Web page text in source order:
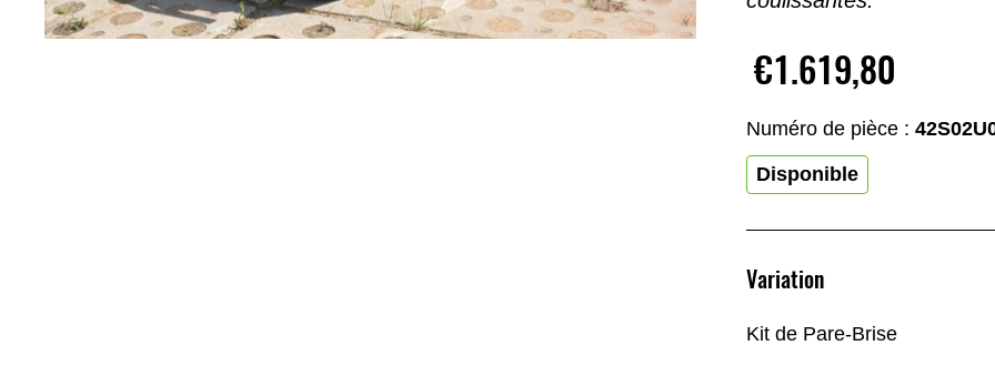
€1.619,80
Numéro de pièce :
Disponible
Variation
Kit de Pare-Brise